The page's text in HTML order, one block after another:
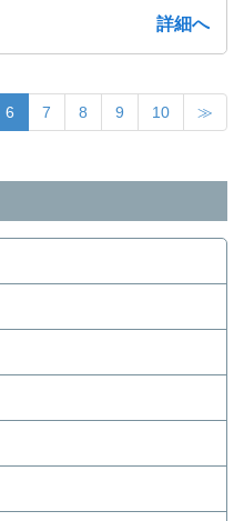
詳細へ
6 7 8 9 10 ≫